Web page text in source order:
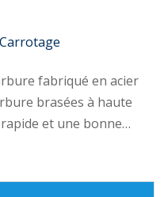
brasées à haute
et une bonne
perforateur d'une
haute résistance –